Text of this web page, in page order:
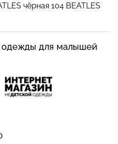
чёрная 104 BEATLES
одежды для малышей